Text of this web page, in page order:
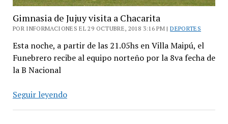
Gimnasia de Jujuy visita a Chacarita
POR INFORMACIONES EL 29 OCTUBRE, 2018 3:16 PM |DEPORTES
Esta noche, a partir de las 21.05hs en Villa Maipú, el
Funebrero recibe al equipo norteño por la 8va fecha de
la B Nacional
Seguir leyendoGimnasia